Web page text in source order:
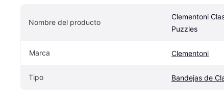
Nombre del producto
Clementoni
Puzzles
Marca Clementoni
Tipo Bandejas de